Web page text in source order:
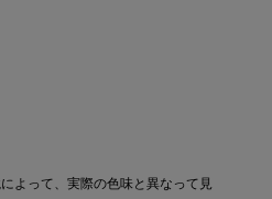
よって、実際の色味と異なって見